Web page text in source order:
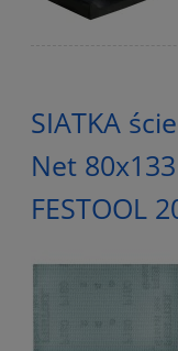
SIATKA
Net 80x133
FESTOOL